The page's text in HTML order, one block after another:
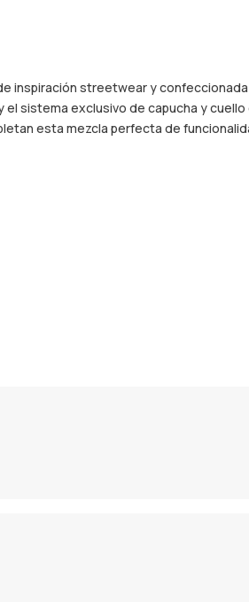
inspiración streetwear y
sistema exclusivo de capucha y
esta mezcla perfecta de